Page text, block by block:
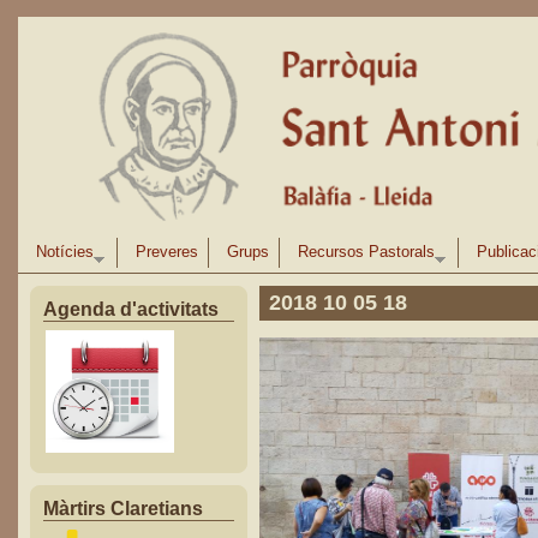
Notícies Preveres Grups Recursos Pastorals
Agenda d'activitats
Màrtirs Claretians
2018 10 05 18